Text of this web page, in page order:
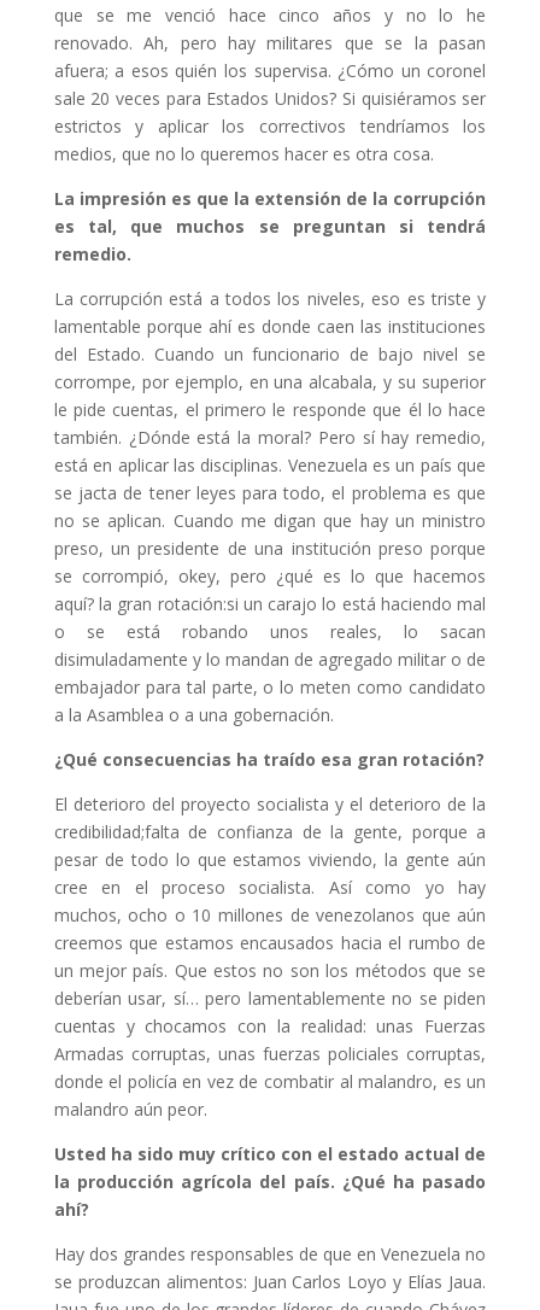
que se me venció hace cinco años y no lo he
renovado. Ah, pero hay militares que se la pasan
afuera; a esos quién los supervisa. ¿Cómo un coronel
sale 20 veces para Estados Unidos? Si quisiéramos ser
estrictos y aplicar los correctivos tendríamos los
medios, que no lo queremos hacer es otra cosa.
La impresión es que la extensión de la corrupción
es tal, que muchos se preguntan si tendrá
remedio.
La corrupción está a todos los niveles, eso es triste y
lamentable porque ahí es donde caen las instituciones
del Estado. Cuando un funcionario de bajo nivel se
corrompe, por ejemplo, en una alcabala, y su superior
le pide cuentas, el primero le responde que él lo hace
también. ¿Dónde está la moral? Pero sí hay remedio,
está en aplicar las disciplinas. Venezuela es un país que
se jacta de tener leyes para todo, el problema es que
no se aplican. Cuando me digan que hay un ministro
preso, un presidente de una institución preso porque
se corrompió, okey, pero ¿qué es lo que hacemos
aquí? la gran rotación:si un carajo lo está haciendo mal
o se está robando unos reales, lo sacan
disimuladamente y lo mandan de agregado militar o de
embajador para tal parte, o lo meten como candidato
a la Asamblea o a una gobernación.
¿Qué consecuencias ha traído esa gran rotación?
El deterioro del proyecto socialista y el deterioro de la
credibilidad;falta de confianza de la gente, porque a
pesar de todo lo que estamos viviendo, la gente aún
cree en el proceso socialista. Así como yo hay
muchos, ocho o 10 millones de venezolanos que aún
creemos que estamos encausados hacia el rumbo de
un mejor país. Que estos no son los métodos que se
deberían usar, sí… pero lamentablemente no se piden
cuentas y chocamos con la realidad: unas Fuerzas
Armadas corruptas, unas fuerzas policiales corruptas,
donde el policía en vez de combatir al malandro, es un
malandro aún peor.
Usted ha sido muy crítico con el estado actual de
la producción agrícola del país. ¿Qué ha pasado
ahí?
Hay dos grandes responsables de que en Venezuela no
se produzcan alimentos: Juan Carlos Loyo y Elías Jaua.